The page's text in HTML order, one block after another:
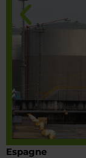
Espagne